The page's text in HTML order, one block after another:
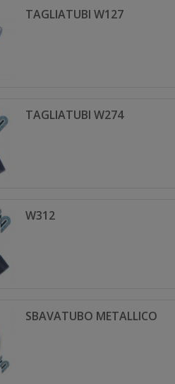
TAGLIATUBI W127
TAGLIATUBI W274
W312
SBAVATUBO METALLICO